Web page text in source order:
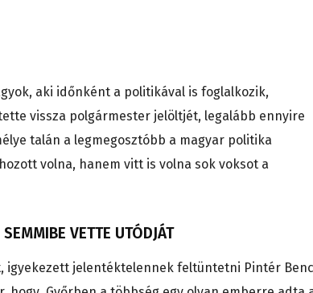
aki időnként a politikával is foglalkozik,
vissza polgármester jelöltjét, legalább ennyire
talán a legmegosztóbb a magyar politika
volna, hanem vitt is volna sok voksot a
VETTE UTÓDJÁT
igyekezett jelentéktelennek feltüntetni Pintér